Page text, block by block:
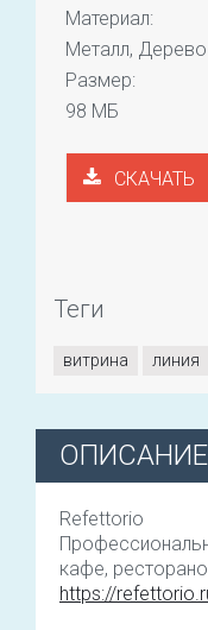
Материал:
Металл, Дерево
Размер:
98 МБ
СКАЧАТЬ
Теги
витрина линия
ОПИСАНИЕ
Refettorio
кафе,
https://